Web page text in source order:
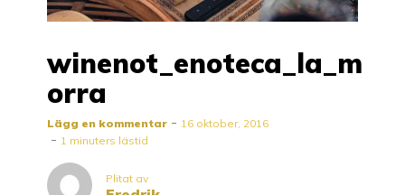
winenot_enoteca_la_m
orra
Lägg en kommentar
16 oktober, 2016
1 minuters lästid
Plitat av